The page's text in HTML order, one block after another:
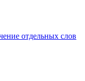
отдельных слов